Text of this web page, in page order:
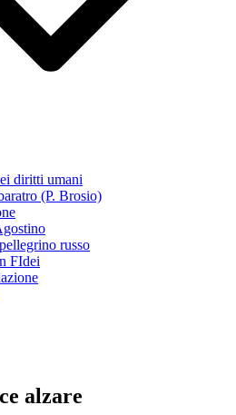
diritti umani
(P. Brosio)
russo
FIdei
alzare